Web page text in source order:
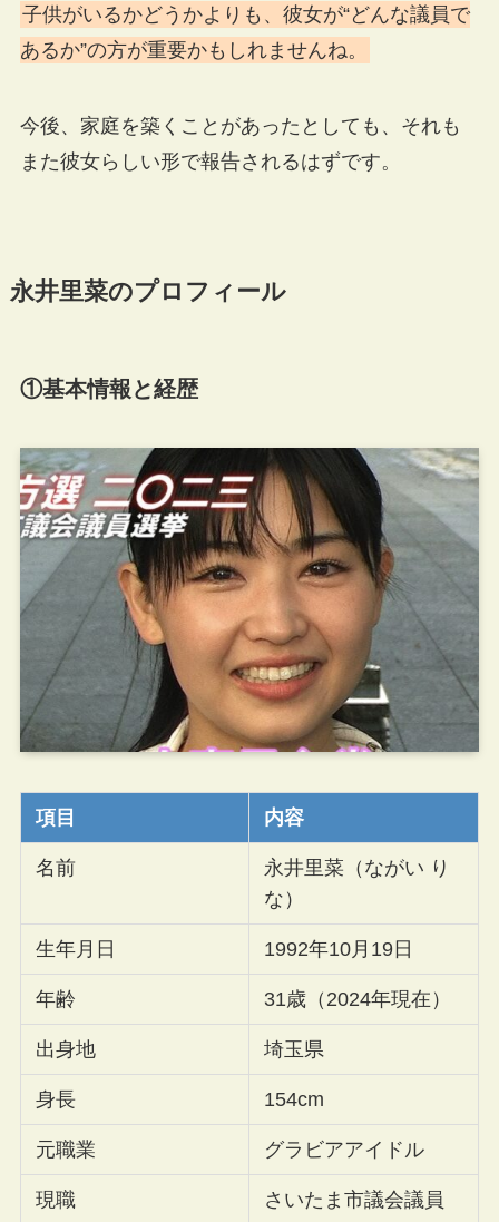
子供がいるかどうかよりも、彼女が“どんな議員で
あるか”の方が重要かもしれませんね。
今後、家庭を築くことがあったとしても、それも
また彼女らしい形で報告されるはずです。
永井里菜のプロフィール
①基本情報と経歴
項目 内容
名前
永井里菜（ながい り
な）
生年月日 1992年10月19日
年齢 31歳（2024年現在）
出身地 埼玉県
身長 154cm
元職業 グラビアアイドル
現職 さいたま市議会議員